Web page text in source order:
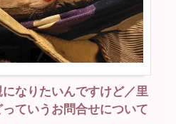
なりたいんですけど／里
ていうお問合せについて